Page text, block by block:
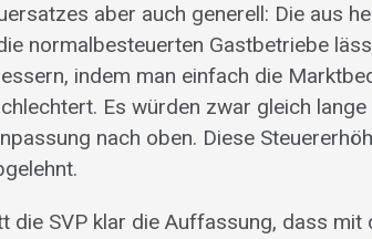
aber auch generell: Die aus
normalbesteuerten Gastbetriebe
indem man einfach die
Es würden zwar gleich
nach oben. Diese
die SVP klar die Auffassung, dass mit